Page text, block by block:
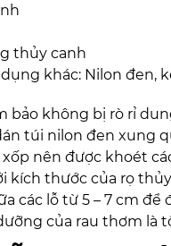
thủy canh
khác: Nilon đen,
bảo không bị rò rỉ
túi nilon đen xung
nên được khoét
kích thước của rọ
các lỗ từ 5 – 7 cm để
của rau thơm là